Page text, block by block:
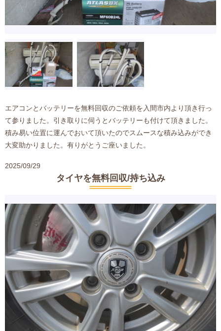
エアコンとバッテリーを無料回収のご依頼を入間市内より頂き行っ
て参りました。引き取りに伺うとバッテリーも付けて頂きました。
積み易い位置に運んでおいて頂いたのでスムースな積み込みができ
大変助かりました。有りがとうご座いました。
2025/09/29
タイヤを無料回収/持ち込み